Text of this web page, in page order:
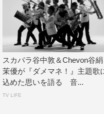
スカパラ谷中敦＆Chevon谷絹
茉優が『ダメマネ！』主題歌
込めた思いを語る 音...
TV LIFE